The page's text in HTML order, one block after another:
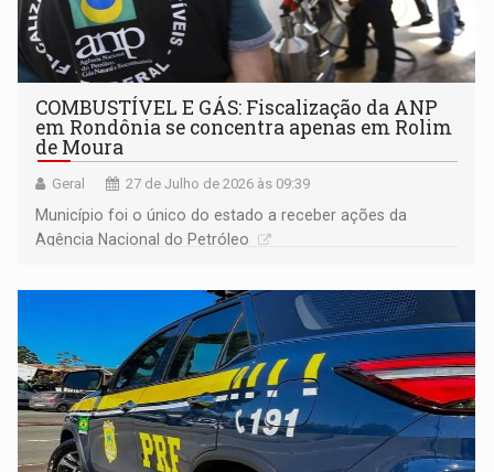
COMBUSTÍVEL E GÁS: Fiscalização da ANP
em Rondônia se concentra apenas em Rolim
de Moura
Geral 27 de Julho de 2026 às 09:39
Município foi o único do estado a receber ações da
Agência Nacional do Petróleo